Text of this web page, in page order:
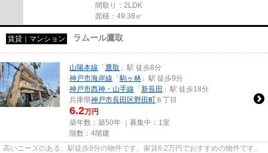
間取り：2LDK
面積：49.38㎡
賃貸｜マンション ラムール鷹取
山陽本線 「 鷹取 」駅 徒歩8分
神戸市海岸線 「駒ヶ林 」駅 徒歩9分
神戸市西神・山手線 「 新長田 」駅 徒歩18分
兵庫県神戸市長田区野田町 ８丁目
6.2万円
築年数：築50年 ｜募集中： 1室
階数：4階建
高いニーズのある、駅徒歩8分の物件です。家賃6.2万円でおすすめの物件です。